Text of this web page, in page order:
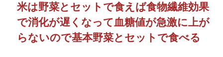
米は野菜とセットで食えば食物繊維効果
で消化が遅くなって血糖値が急激に上が
らないので基本野菜とセットで食べる